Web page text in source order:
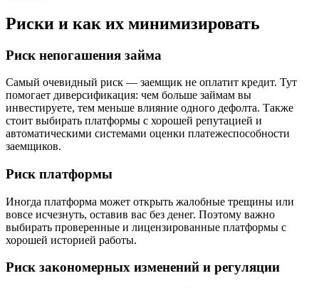
Риски и как их минимизировать
Риск непогашения займа
Самый очевидный риск — заемщик не оплатит кредит. Тут
помогает диверсификация: чем больше займам вы
инвестируете, тем меньше влияние одного дефолта. Также
стоит выбирать платформы с хорошей репутацией и
автоматическими системами оценки платежеспособности
заемщиков.
Риск платформы
Иногда платформа может открыть жалобные трещины или
вовсе исчезнуть, оставив вас без денег. Поэтому важно
выбирать проверенные и лицензированные платформы с
хорошей историей работы.
Риск закономерных изменений и регуляции